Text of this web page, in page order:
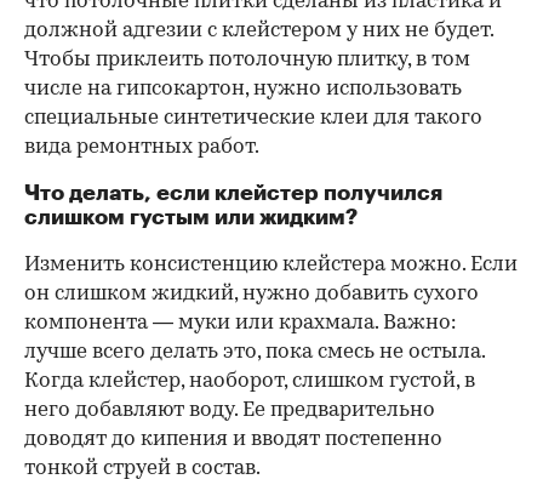
должной адгезии с клейстером у них не будет.
Чтобы приклеить потолочную плитку, в том
числе на гипсокартон, нужно использовать
специальные синтетические клеи для такого
вида ремонтных работ.
Что делать, если клейстер получился
слишком густым или жидким?
Изменить консистенцию клейстера можно. Если
он слишком жидкий, нужно добавить сухого
компонента — муки или крахмала. Важно:
лучше всего делать это, пока смесь не остыла.
Когда клейстер, наоборот, слишком густой, в
него добавляют воду. Ее предварительно
доводят до кипения и вводят постепенно
тонкой струей в состав.